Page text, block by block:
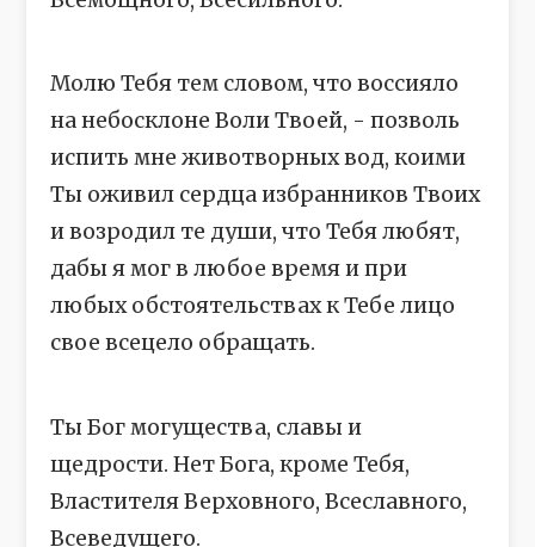
Молю Тебя тем словом, что воссияло
на небосклоне Воли Твоей, - позволь
испить мне животворных вод, коими
Ты оживил сердца избранников Твоих
и возродил те души, что Тебя любят,
дабы я мог в любое время и при
любых обстоятельствах к Тебе лицо
свое всецело обращать.
Ты Бог могущества, славы и
щедрости. Нет Бога, кроме Тебя,
Властителя Верховного, Всеславного,
Всеведущего.